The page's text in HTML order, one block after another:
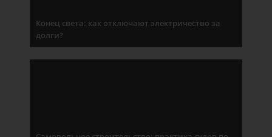
Конец света: как отключают электричество за
долги?